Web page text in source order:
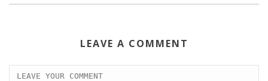
LEAVE A COMMENT